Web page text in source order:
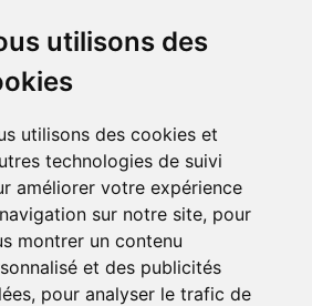
utilisons des
utilisons des cookies et
technologies de suivi
améliorer votre expérience
sur notre site, pour
montrer un contenu
et des publicités
pour analyser le trafic de
liberté pour corriger la
publiques en cours
les tensions politiques
minimaliste sur les
il faut tenir compte des
clés: les taux d’intérêt
des agents privés
leurs plans dans le sens
prudence (réduction
de l’épargne).